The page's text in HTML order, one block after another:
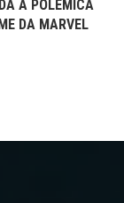
A POLÊMICA
DA MARVEL